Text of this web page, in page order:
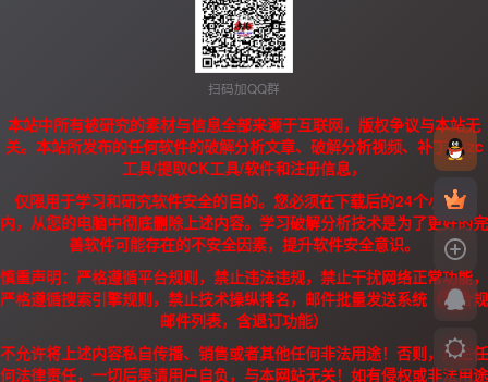
扫码加QQ群
本站中所有被研究的素材与信息全部来源于互联网，版权争议与本站无
关。本站所发布的任何软件的破解分析文章、破解分析视频、补丁、/zc
工具/提取CK工具/软件和注册信息，
仅限用于学习和研究软件安全的目的。您必须在下载后的24个小时之
内，从您的电脑中彻底删除上述内容。学习破解分析技术是为了更好的完
善软件可能存在的不安全因素，提升软件安全意识。
慎重声明：严格遵循平台规则，禁止违法违规，禁止干扰网络正常功能，
严格遵循搜索引擎规则，禁止技术操纵排名，邮件批量发送系统（需合规
邮件列表，含退订功能）
不允许将上述内容私自传播、销售或者其他任何非法用途！否则，产生任
何法律责任，一切后果请用户自负，与本网站无关！如有侵权或非法用途